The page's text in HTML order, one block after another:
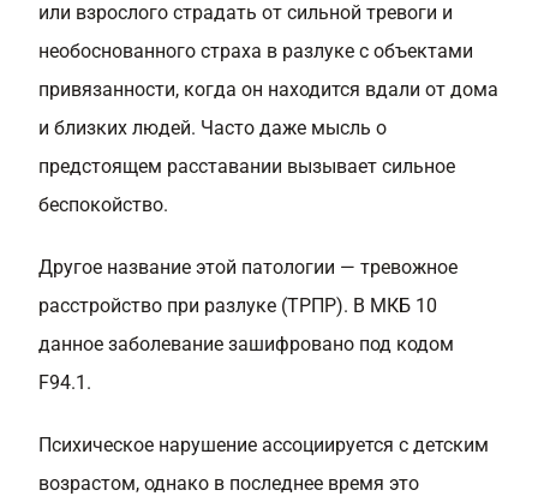
или взрослого страдать от сильной тревоги и
необоснованного страха в разлуке с объектами
привязанности, когда он находится вдали от дома
и близких людей. Часто даже мысль о
предстоящем расставании вызывает сильное
беспокойство.
Другое название этой патологии — тревожное
расстройство при разлуке (ТРПР). В МКБ 10
данное заболевание зашифровано под кодом
F94.1.
Психическое нарушение ассоциируется с детским
возрастом, однако в последнее время это